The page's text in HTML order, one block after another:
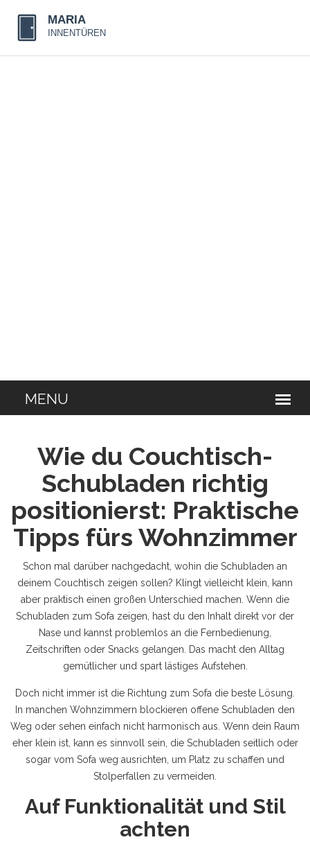
Wie du Couchtisch-
Schubladen richtig
positionierst: Praktische
Tipps fürs Wohnzimmer
Schon mal darüber nachgedacht, wohin die Schubladen an
deinem Couchtisch zeigen sollen? Klingt vielleicht klein, kann
aber praktisch einen großen Unterschied machen. Wenn die
Schubladen zum Sofa zeigen, hast du den Inhalt direkt vor der
Nase und kannst problemlos an die Fernbedienung,
Zeitschriften oder Snacks gelangen. Das macht den Alltag
gemütlicher und spart lästiges Aufstehen.
Doch nicht immer ist die Richtung zum Sofa die beste Lösung.
In manchen Wohnzimmern blockieren offene Schubladen den
Weg oder sehen einfach nicht harmonisch aus. Wenn dein Raum
eher klein ist, kann es sinnvoll sein, die Schubladen seitlich oder
sogar vom Sofa weg ausrichten, um Platz zu schaffen und
Stolperfallen zu vermeiden.
Auf Funktionalität und Stil
achten